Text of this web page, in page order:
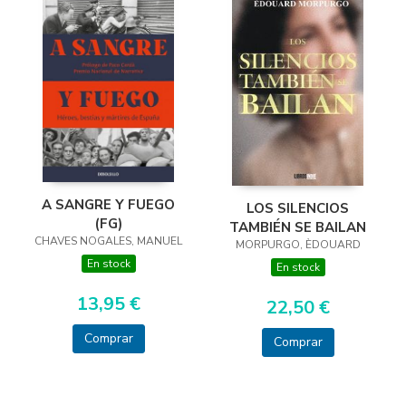
A SANGRE Y FUEGO
(FG)
CHAVES NOGALES, MANUEL
En stock
13,95 €
Comprar
LOS SILENCIOS
TAMBIÉN SE BAILAN
MORPURGO, ÈDOUARD
En stock
22,50 €
Comprar